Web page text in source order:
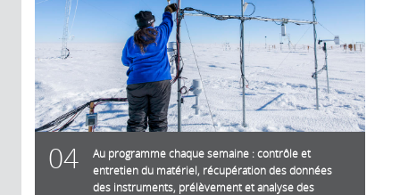
04
Au programme chaque semaine : contrôle et
entretien du matériel, récupération des données
des instruments, prélèvement et analyse des